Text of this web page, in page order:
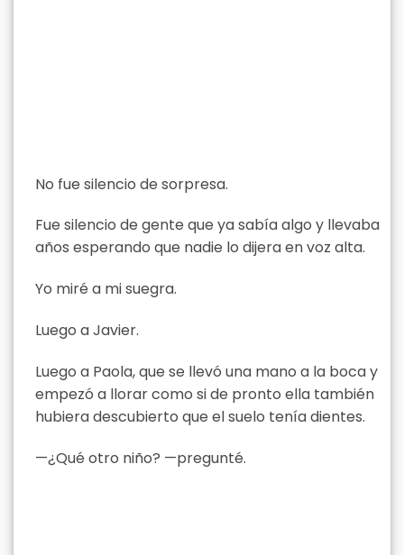
No fue silencio de sorpresa.
Fue silencio de gente que ya sabía algo y llevaba
años esperando que nadie lo dijera en voz alta.
Yo miré a mi suegra.
Luego a Javier.
Luego a Paola, que se llevó una mano a la boca y
empezó a llorar como si de pronto ella también
hubiera descubierto que el suelo tenía dientes.
—¿Qué otro niño? —pregunté.